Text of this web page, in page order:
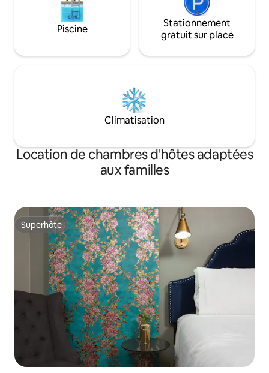
Piscine
Stationnement
gratuit sur place
Climatisation
Location de chambres d'hôtes adaptées
aux familles
Superhôte
Superhôte